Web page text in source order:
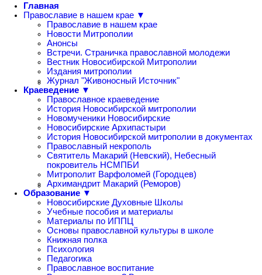
Главная
Православие в нашем крае ▼
Православие в нашем крае
Новости Митрополии
Анонсы
Встречи. Страничка православной молодежи
Вестник Новосибирской Митрополии
Издания митрополии
Журнал "Живоносный Источник"
Краеведение ▼
Православное краеведение
История Новосибирской митрополии
Новомученики Новосибирские
Новосибирские Архипастыри
История Новосибирской митрополии в документах
Православный некрополь
Святитель Макарий (Невский), Небесный
покровитель НСМПБИ
Митрополит Варфоломей (Городцев)
Архимандрит Макарий (Реморов)
Образование ▼
Новосибирские Духовные Школы
Учебные пособия и материалы
Материалы по ИППЦ
Основы православной культуры в школе
Книжная полка
Психология
Педагогика
Православное воспитание